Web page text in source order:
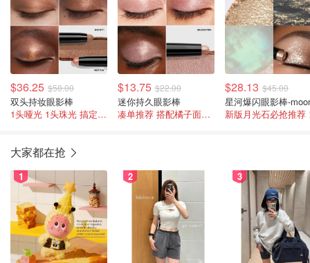
$36.25 $58.00
双头持妆眼影棒
1头哑光 1头珠光 搞定全妆
$13.75 $22.00
迷你持久眼影棒
凑单推荐 搭配橘子面霜享全礼!
$28.13 $45.00
新版月光石必抢推荐
大家都在抢
1 2 3